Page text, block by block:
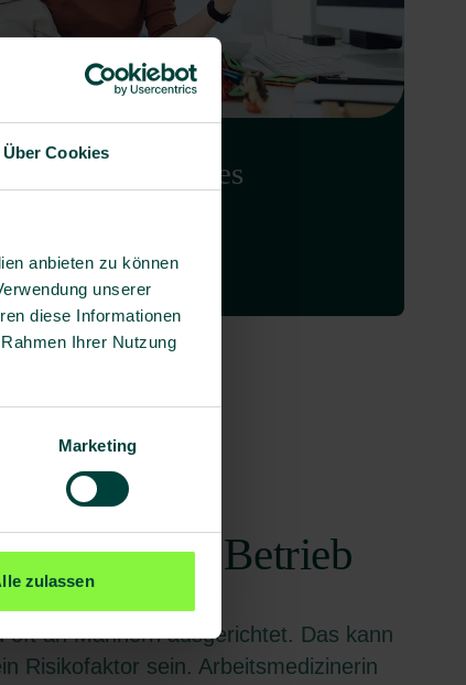
Über Cookies
anbieten zu können
unserer
diese Informationen
Ihrer Nutzung
Marketing
zulassen
geht jedes
Medizin im Betrieb
oft an Männern ausgerichtet. Das kann
Risikofaktor sein. Arbeitsmedizinerin